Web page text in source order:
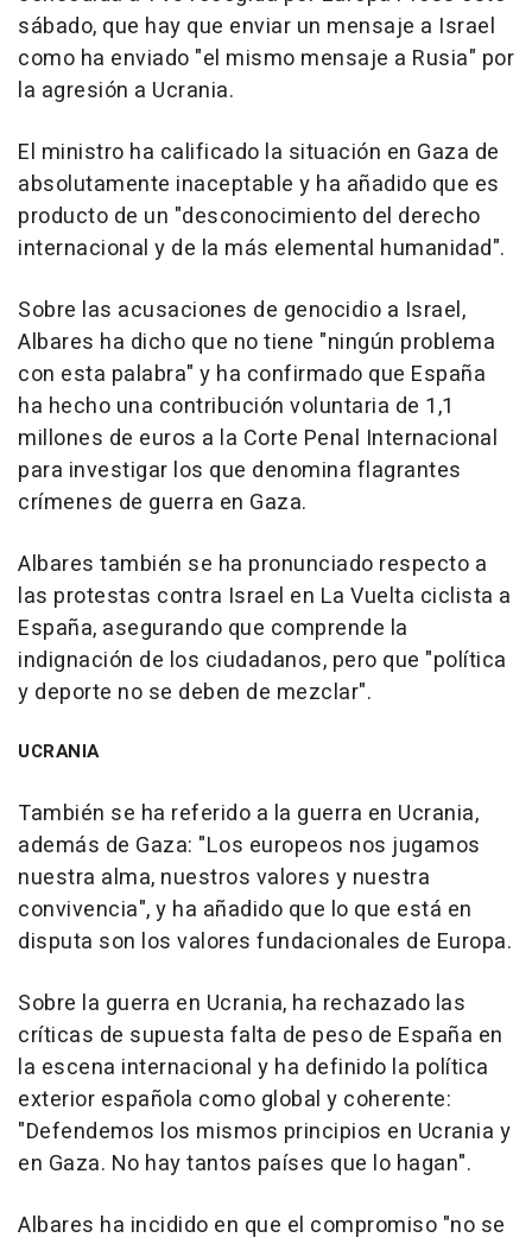
sábado, que hay que enviar un mensaje a Israel
como ha enviado "el mismo mensaje a Rusia" por
la agresión a Ucrania.
El ministro ha calificado la situación en Gaza de
absolutamente inaceptable y ha añadido que es
producto de un "desconocimiento del derecho
internacional y de la más elemental humanidad".
Sobre las acusaciones de genocidio a Israel,
Albares ha dicho que no tiene "ningún problema
con esta palabra" y ha confirmado que España
ha hecho una contribución voluntaria de 1,1
millones de euros a la Corte Penal Internacional
para investigar los que denomina flagrantes
crímenes de guerra en Gaza.
Albares también se ha pronunciado respecto a
las protestas contra Israel en La Vuelta ciclista a
España, asegurando que comprende la
indignación de los ciudadanos, pero que "política
y deporte no se deben de mezclar".
UCRANIA
También se ha referido a la guerra en Ucrania,
además de Gaza: "Los europeos nos jugamos
nuestra alma, nuestros valores y nuestra
convivencia", y ha añadido que lo que está en
disputa son los valores fundacionales de Europa.
Sobre la guerra en Ucrania, ha rechazado las
críticas de supuesta falta de peso de España en
la escena internacional y ha definido la política
exterior española como global y coherente:
"Defendemos los mismos principios en Ucrania y
en Gaza. No hay tantos países que lo hagan".
Albares ha incidido en que el compromiso "no se